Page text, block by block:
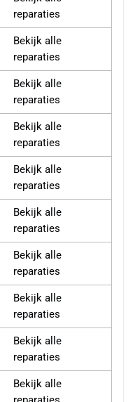
reparaties
Bekijk alle
reparaties
Bekijk alle
reparaties
Bekijk alle
reparaties
Bekijk alle
reparaties
Bekijk alle
reparaties
Bekijk alle
reparaties
Bekijk alle
reparaties
Bekijk alle
reparaties
Bekijk alle